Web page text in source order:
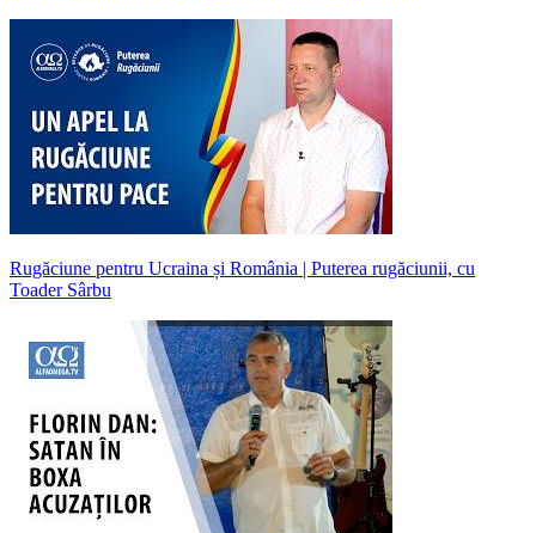
Rugăciune pentru Ucraina și România | Puterea rugăciunii, cu
Toader Sârbu